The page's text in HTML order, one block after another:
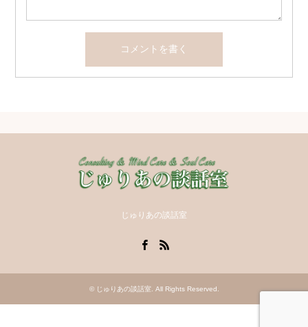
じゅりあの談話室
© じゅりあの談話室. All Rights Reserved.